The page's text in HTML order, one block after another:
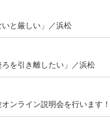
と厳しい」／浜松
を引き離したい」／浜松
ンライン説明会を行います！